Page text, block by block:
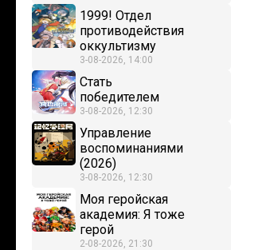
1999! Отдел
противодействия
оккультизму
3-08-2026, 14:00
Стать
победителем
3-08-2026, 12:30
Управление
воспоминаниями
(2026)
3-08-2026, 12:30
Моя геройская
академия: Я тоже
герой
2-08-2026, 21:30